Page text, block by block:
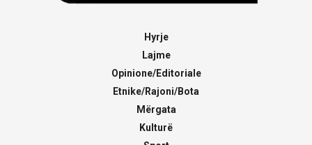
Hyrje
Lajme
Opinione/Editoriale
Etnike/Rajoni/Bota
Mërgata
Kulturë